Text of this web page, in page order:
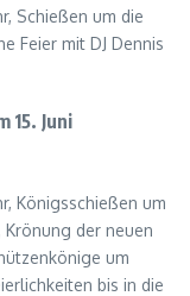
Schießen um die
Feier mit DJ Dennis
15. Juni
Königsschießen um
Krönung der neuen
um
bis in die